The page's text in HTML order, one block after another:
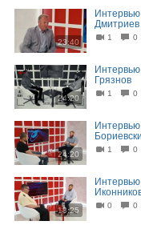
23:40
Дмитриев
1 0
24:20
Грязнов
1 0
24:20
1 0
18:25
0 0